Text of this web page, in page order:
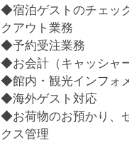
◆宿泊ゲストのチェッ
クアウト業務
◆予約受注業務
◆お会計（キャッシャ
◆館内・観光インフォ
◆海外ゲスト対応
◆お荷物のお預かり、
クス管理